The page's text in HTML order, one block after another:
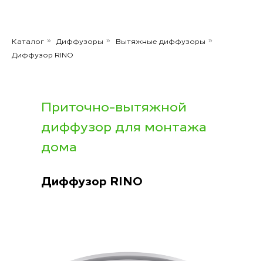
Каталог » Диффузоры » Вытяжные диффузоры »
Диффузор RINO
Приточно-вытяжной
диффузор для монтажа
дома
Диффузор RINO